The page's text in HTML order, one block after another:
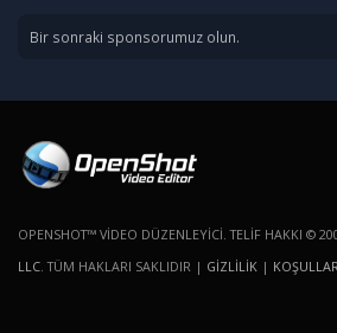
Bir sonraki sponsorumuz olun.
OPENSHOT™ VIDEO DÜZENLEYICI. TELIF HAKKI ©
LLC . TÜM HAKLARI SAKLIDIR | GIZLILIK | KOŞULLAR